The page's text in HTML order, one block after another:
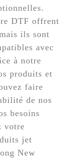
DTF offrent
ils sont
avec
à notre
produits et
faire
de nos
besoins
votre
jet
New